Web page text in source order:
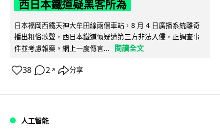
西日本鐵道疑黑客所為
日本福岡西鐵天神大牟田線兩個車站，8 月 4 日廣播系統離奇
播出粗俗歌聲，西日本鐵道懷疑遭第三方非法入侵，正調查事
件並考慮報案。網上一度傳言...
閱讀全文
38 2 ↗ 分享
人工智能